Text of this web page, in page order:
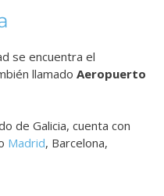
se encuentra el
llamado Aeropuerto
de Galicia, cuenta con
Madrid, Barcelona,